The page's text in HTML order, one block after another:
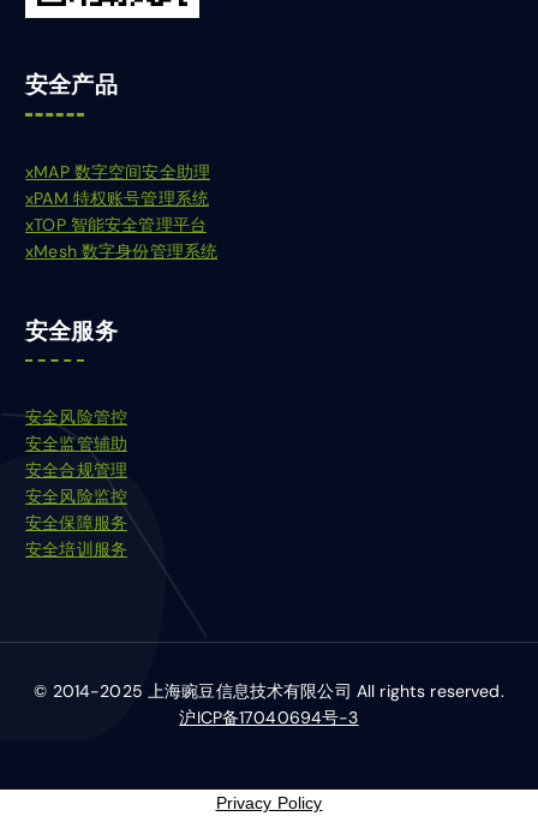
安全产品
xMAP 数字空间安全助理
xPAM 特权账号管理系统
xTOP 智能安全管理平台
xMesh 数字身份管理系统
安全服务
安全风险管控
安全监管辅助
安全合规管理
安全风险监控
安全保障服务
安全培训服务
© 2014-2025 上海豌豆信息技术有限公司 All rights reserved.
沪ICP备17040694号-3
Privacy Policy